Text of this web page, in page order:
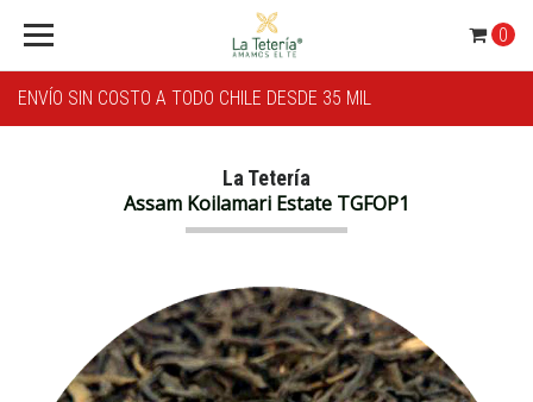
ENVÍO SIN COSTO A TODO CHILE DESDE 35 MIL
0
La Tetería
Assam Koilamari Estate TGFOP1